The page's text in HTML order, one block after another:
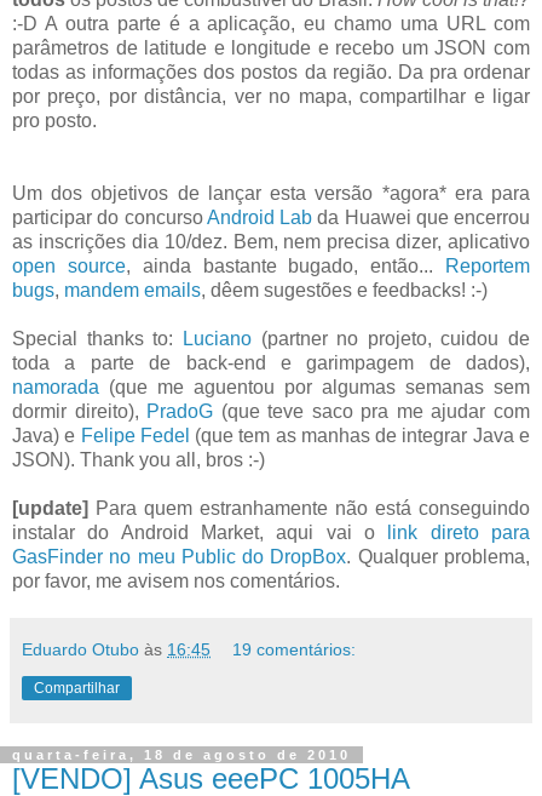
:-D A outra parte é a aplicação, eu chamo uma URL com
parâmetros de latitude e longitude e recebo um JSON com
todas as informações dos postos da região. Da pra ordenar
por preço, por distância, ver no mapa, compartilhar e ligar
pro posto.
Um dos objetivos de lançar esta versão *agora* era para
participar do concursoAndroid Lab da Huawei que encerrou
as inscrições dia 10/dez. Bem, nem precisa dizer, aplicativo
open source, ainda bastante bugado, então...
Reportem
bugs, mandem emails, dêem sugestões e feedbacks! :-)
Special thanks to: Luciano(partner no projeto, cuidou de
toda a parte de back-end e garimpagem de dados),
namorada (que me aguentou por algumas semanas sem
dormir direito), PradoG (que teve saco pra me ajudar com
Java) e Felipe Fedel (que tem as manhas de integrar Java e
JSON). Thank you all, bros :-)
[update] Para quem estranhamente não está conseguindo
instalar do Android Market, aqui vai o
link direto para
GasFinder no meu Public do DropBox. Qualquer problema,
por favor, me avisem nos comentários.
Eduardo Otubo às 16:45 19 comentários:
Compartilhar
quarta-feira, 18 de agosto de 2010
[VENDO] Asus eeePC 1005HA